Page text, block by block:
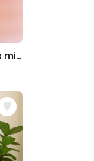
Personalisierbares Weinglas mit Name und Jahreszahl